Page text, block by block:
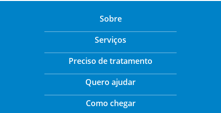
Sobre
Serviços
Preciso de tratamento
Quero ajudar
Como chegar